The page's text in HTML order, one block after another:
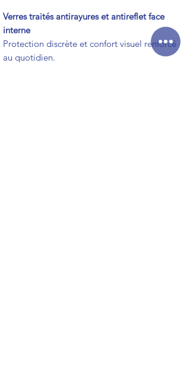
Verres traités antirayures et antireflet face
interne
Protection discrète et confort visuel renforcé
au quotidien.